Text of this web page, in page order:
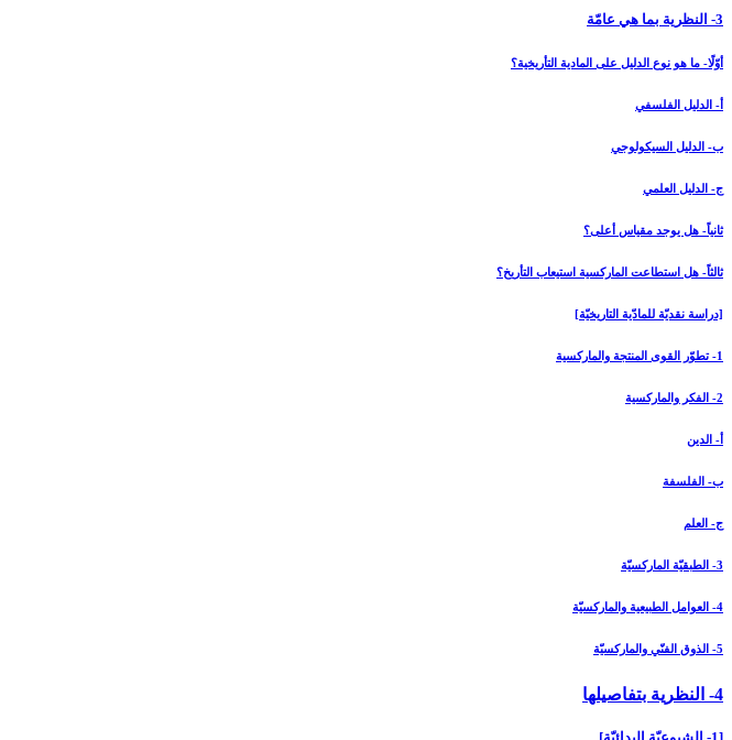
3- النظرية بما هي عامّة
أوّلًا- ما هو نوع الدليل على المادية التأريخية؟
أ- الدليل الفلسفي
ب- الدليل السيكولوجي
ج- الدليل العلمي
ثانياً- هل يوجد مقياس أعلى؟
ثالثاً- هل استطاعت الماركسية استيعاب التأريخ؟
[دراسة نقديّة للمادّية التاريخيّة]
1- تطوّر القوى المنتجة والماركسية
2- الفكر والماركسية
أ- الدين
ب- الفلسفة
ج- العلم
3- الطبقيّة الماركسيّة
4- العوامل الطبيعية والماركسيّة
5- الذوق الفنّي والماركسيّة
4- النظرية بتفاصيلها